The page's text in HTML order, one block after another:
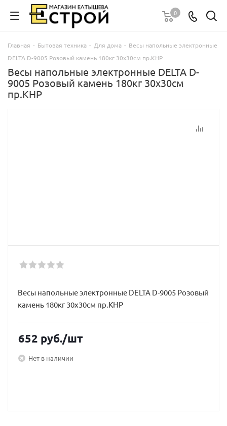
0
Главная - Бытовая техника - Для дома - Весы напольные электронные
DELTA D-9005 Розовый камень 180кг 30х30см пр.КНР
Весы напольные электронные DELTA D-
9005 Розовый камень 180кг 30х30см
пр.КНР
Весы напольные электронные DELTA D-9005 Розовый
камень 180кг 30х30см пр.КНР
652 руб./шт
Нет в наличии